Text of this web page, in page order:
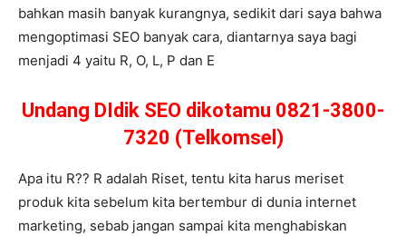
bahkan masih banyak kurangnya, sedikit dari saya bahwa
mengoptimasi SEO banyak cara, diantarnya saya bagi
menjadi 4 yaitu R, O, L, P dan E
Undang DIdik SEO dikotamu 0821-3800-
7320 (Telkomsel)
Apa itu R?? R adalah Riset, tentu kita harus meriset
produk kita sebelum kita bertembur di dunia internet
marketing, sebab jangan sampai kita menghabiskan